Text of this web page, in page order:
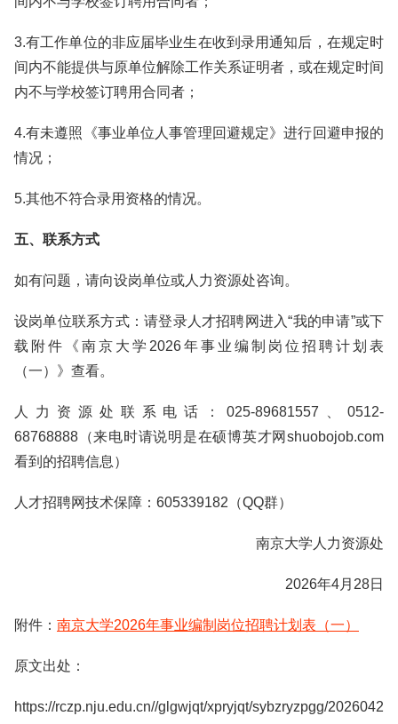
3.有工作单位的非应届毕业生在收到录用通知后，在规定时
间内不能提供与原单位解除工作关系证明者，或在规定时间
内不与学校签订聘用合同者；
4.有未遵照《事业单位人事管理回避规定》进行回避申报的
情况；
5.其他不符合录用资格的情况。
五、联系方式
如有问题，请向设岗单位或人力资源处咨询。
设岗单位联系方式：请登录人才招聘网进入“我的申请”或下
载附件《南京大学2026年事业编制岗位招聘计划表
（一）》查看。
人力资源处联系电话：025-89681557、0512-
68768888（来电时请说明是在硕博英才网shuobojob.com
看到的招聘信息）
人才招聘网技术保障：605339182（QQ群）
南京大学人力资源处
2026年4月28日
附件： 南京大学2026年事业编制岗位招聘计划表（一）
原文出处：
https://rczp.nju.edu.cn//glgwjqt/xpryjqt/sybzryzpgg/2026042